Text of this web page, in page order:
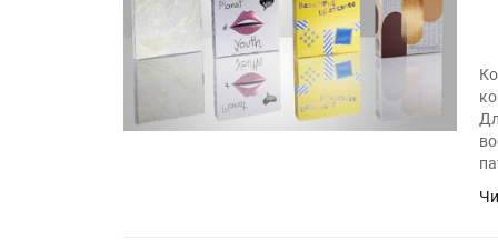
Росприроднадзор
«Калькулятор утилизации»
IPSA 2026 приглашает за
поставщиками и новыми
решениями для брендов